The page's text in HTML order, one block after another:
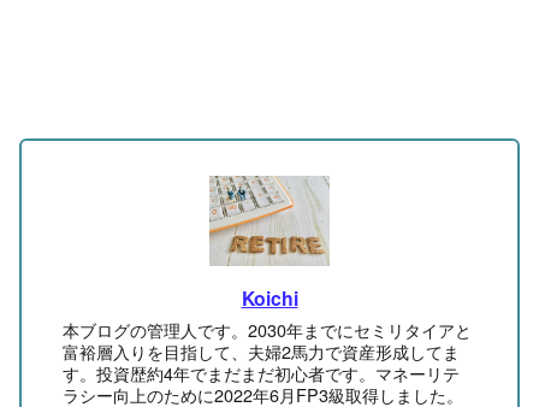
Koichi
本ブログの管理人です。2030年までにセミリタイアと
富裕層入りを目指して、夫婦2馬力で資産形成してま
す。投資歴約4年でまだまだ初心者です。マネーリテ
ラシー向上のために2022年6月FP3級取得しました。